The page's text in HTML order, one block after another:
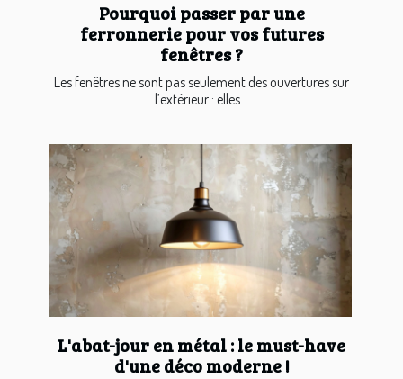
Pourquoi passer par une
ferronnerie pour vos futures
fenêtres ?
Les fenêtres ne sont pas seulement des ouvertures sur
l’extérieur : elles...
L'abat-jour en métal : le must-have
d'une déco moderne !